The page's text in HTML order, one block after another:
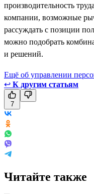
производительность
компании, возможные
рассуждать с позиции
можно подобрать
и решений.
Ещё об управлении
↩ К другим статьям
7
Читайте также